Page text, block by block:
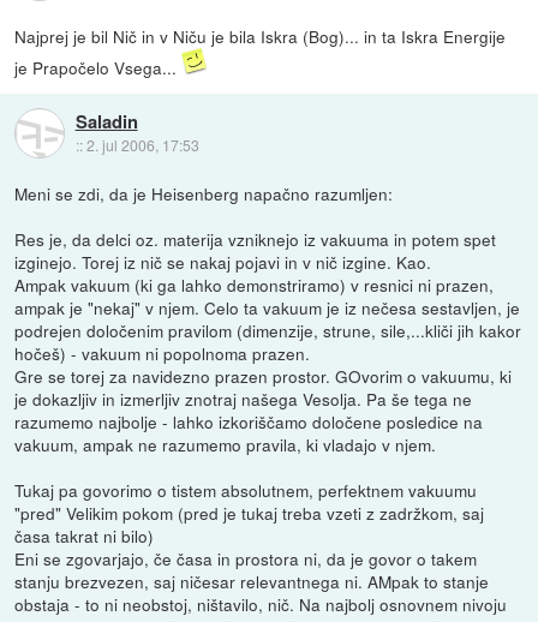
Najprej je bil Nič in v Niču je bila Iskra (Bog)... in ta Iskra Energije
je Prapočelo Vsega...
Saladin
::2. jul 2006, 17:53
Meni se zdi, da je Heisenberg napačno razumljen:
Res je, da delci oz. materija vzniknejo iz vakuuma in potem spet
izginejo. Torej iz nič se nakaj pojavi in v nič izgine. Kao.
Ampak vakuum (ki ga lahko demonstriramo) v resnici ni prazen,
ampak je "nekaj" v njem. Celo ta vakuum je iz nečesa sestavljen, je
podrejen določenim pravilom (dimenzije, strune, sile,...kliči jih kakor
hočeš) - vakuum ni popolnoma prazen.
Gre se torej za navidezno prazen prostor. GOvorim o vakuumu, ki
je dokazljiv in izmerljiv znotraj našega Vesolja. Pa še tega ne
razumemo najbolje - lahko izkoriščamo določene posledice na
vakuum, ampak ne razumemo pravila, ki vladajo v njem.
Tukaj pa govorimo o tistem absolutnem, perfektnem vakuumu
"pred" Velikim pokom (pred je tukaj treba vzeti z zadržkom, saj
časa takrat ni bilo)
Eni se zgovarjajo, če časa in prostora ni, da je govor o takem
stanju brezvezen, saj ničesar relevantnega ni. AMpak to stanje
obstaja - to ni neobstoj, ništavilo, nič. Na najbolj osnovnem nivoju